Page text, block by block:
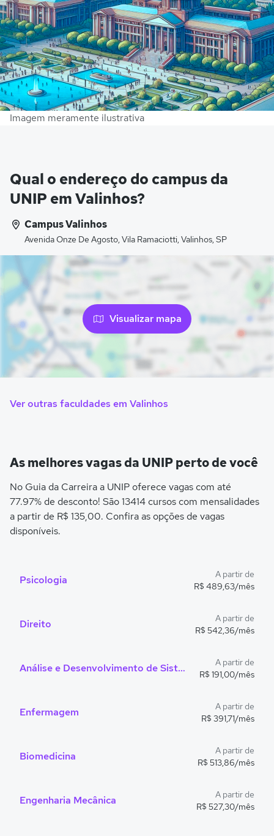
Imagem meramente ilustrativa
Qual o endereço do campus da
UNIP em Valinhos?
Campus Valinhos
Avenida Onze De Agosto, Vila Ramaciotti, Valinhos, SP
Visualizar mapa
Ver outras faculdades em Valinhos
As melhores vagas da UNIP perto de você
No Guia da Carreira a UNIP oferece vagas com até
77.97% de desconto! São 13414 cursos com mensalidades
a partir de R$ 135,00. Confira as opções de vagas
disponíveis.
Psicologia
A partir de
R$ 489,63/mês
Direito
A partir de
R$ 542,36/mês
Análise e Desenvolvimento de Sistemas
A partir de
R$ 191,00/mês
Enfermagem
A partir de
R$ 391,71/mês
Biomedicina
A partir de
R$ 513,86/mês
Engenharia Mecânica
A partir de
R$ 527,30/mês